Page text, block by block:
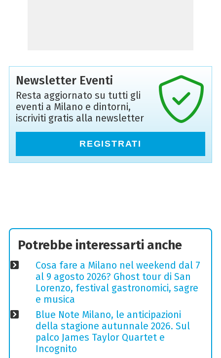
Newsletter Eventi
Resta aggiornato su tutti gli
eventi a Milano e dintorni,
iscriviti gratis alla newsletter
REGISTRATI
Potrebbe interessarti anche
Cosa fare a Milano nel weekend dal 7
al 9 agosto 2026? Ghost tour di San
Lorenzo, festival gastronomici, sagre
e musica
Blue Note Milano, le anticipazioni
della stagione autunnale 2026. Sul
palco James Taylor Quartet e
Incognito